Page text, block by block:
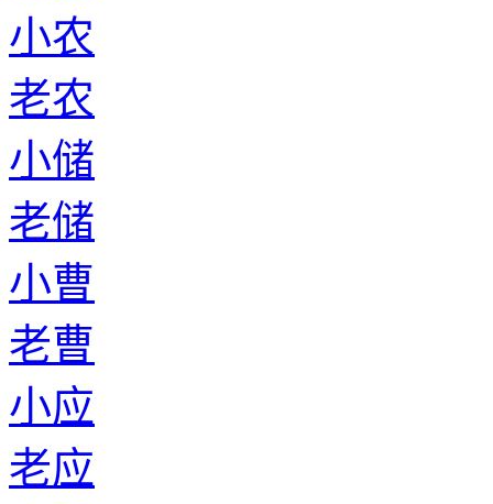
小农
老农
小储
老储
小曹
老曹
小应
老应